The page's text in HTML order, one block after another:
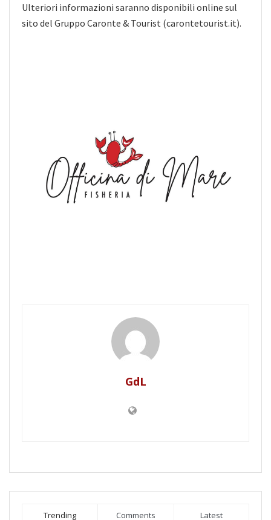
Ulteriori informazioni saranno disponibili online sul
sito del Gruppo Caronte & Tourist (carontetourist.it).
GdL
Trending Comments Latest